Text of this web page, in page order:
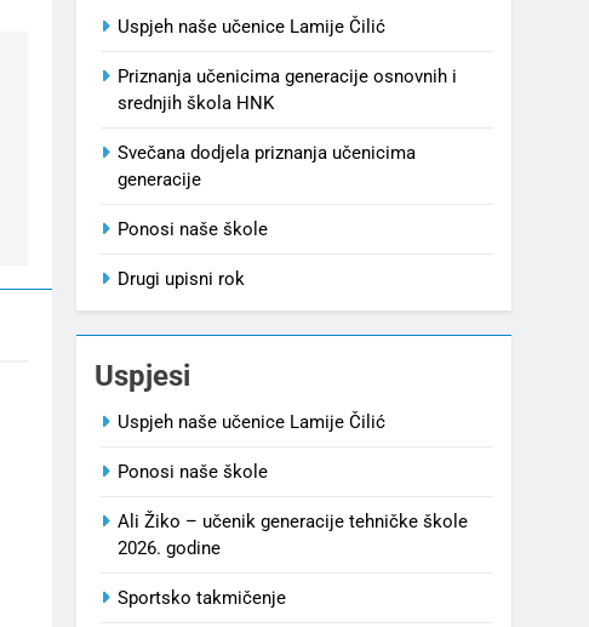
Uspjeh naše učenice Lamije Čilić
Priznanja učenicima generacije osnovnih i
srednjih škola HNK
Svečana dodjela priznanja učenicima
generacije
Ponosi naše škole
Drugi upisni rok
Uspjesi
Uspjeh naše učenice Lamije Čilić
Ponosi naše škole
Ali Žiko – učenik generacije tehničke škole
2026. godine
Sportsko takmičenje